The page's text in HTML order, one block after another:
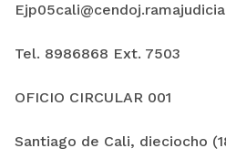
Tel. 8986868 Ext. 7503
OFICIO CIRCULAR 001
Santiago de Cali, dieciocho